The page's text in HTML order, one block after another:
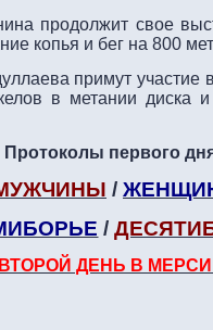
продолжит свое
копья и бег на 800
примут участие
в метании диска
Протоколы первого
/
/
ВТОРОЙ ДЕНЬ В